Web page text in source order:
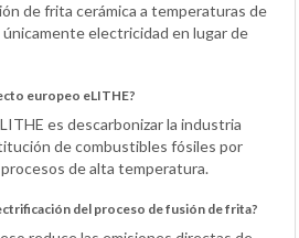
de frita cerámica a temperaturas de
electricidad en lugar de
europeo eLITHE?
es descarbonizar la industria
de combustibles fósiles por
de alta temperatura.
del proceso de fusión de frita?